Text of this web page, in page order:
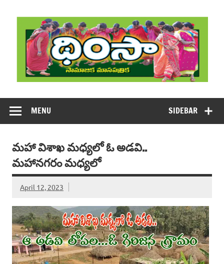
content
DHIMSA
SIDEBAR
MENU
మహా విశాఖ మధ్యలో ఓ అడవి..
మహానగరం మధ్యలో
April 12, 2023